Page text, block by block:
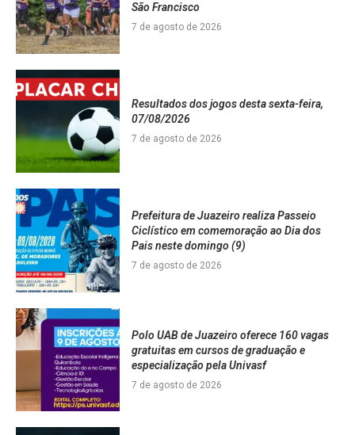
São Francisco
7 de agosto de 2026
Resultados dos jogos desta sexta-feira,
07/08/2026
7 de agosto de 2026
Prefeitura de Juazeiro realiza Passeio
Ciclístico em comemoração ao Dia dos
Pais neste domingo (9)
7 de agosto de 2026
Polo UAB de Juazeiro oferece 160 vagas
gratuitas em cursos de graduação e
especialização pela Univasf
7 de agosto de 2026